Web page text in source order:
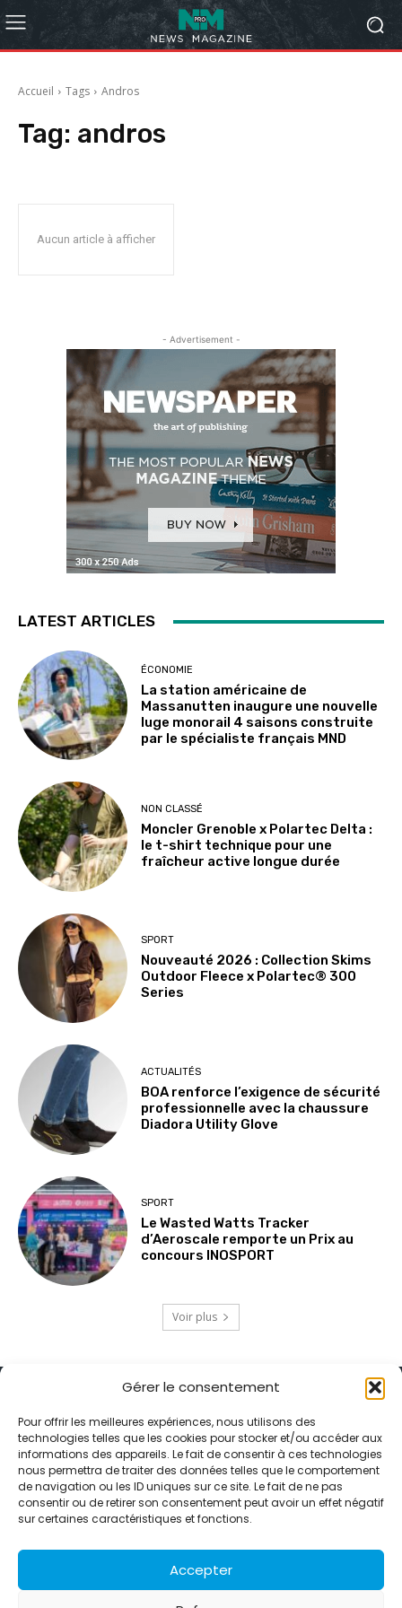
Gérer le consentement
Pour offrir les meilleures expériences, nous utilisons des
technologies telles que les cookies pour stocker et/ou accéder aux
informations des appareils. Le fait de consentir à ces technologies
nous permettra de traiter des données telles que le comportement
de navigation ou les ID uniques sur ce site. Le fait de ne pas
consentir ou de retirer son consentement peut avoir un effet négatif
sur certaines caractéristiques et fonctions.
Accepter
Accueil Tags Andros
Tag: andros
Aucun article à afficher
- Advertisement -
LATEST ARTICLES
ÉCONOMIE
La station américaine de
Massanutten inaugure une nouvelle
luge monorail 4 saisons construite
par le spécialiste français MND
NON CLASSÉ
Moncler Grenoble x Polartec Delta :
le t-shirt technique pour une
fraîcheur active longue durée
SPORT
Nouveauté 2026 : Collection Skims
Outdoor Fleece x Polartec® 300
Series
ACTUALITÉS
BOA renforce l’exigence de sécurité
professionnelle avec la chaussure
Diadora Utility Glove
SPORT
Le Wasted Watts Tracker
d’Aeroscale remporte un Prix au
concours INOSPORT
Voir plus
Alternative Média est une agence de relations presse et de
relations publiques basée à Grenoble. Depuis 1995, elle conçoit et
pilote des stratégies de visibilité en France et à l’international
grâce à un réseau d’agences partenaires.